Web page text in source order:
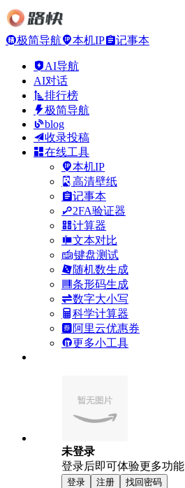
极简导航 本机IP 记事本
AI导航
AI对话
排行榜
极简导航
blog
收录投稿
在线工具
本机IP
高清壁纸
记事本
2FA验证器
计算器
文本对比
键盘测试
随机数生成
条形码生成
数字大小写
科学计算器
阿里云优惠券
更多小工具
未登录
登录后即可体验更多功能
登录 注册 找回密码